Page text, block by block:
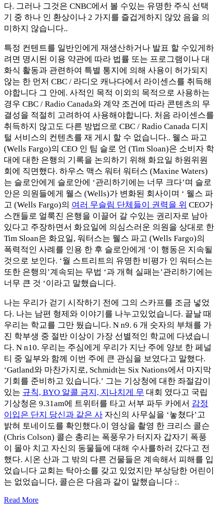
다. 그러나 그것은 CNBC에서 볼 수있는 유명한 주식 선택
기 중 하나 인 환상이나 2 가지를 즐겁게하지 않았 음을 의
미하지 않습니다..
특정 컨텐트를 일반인에게 재생산하거나 발표 할 수있게하
려면 명시된 이용 약관에 따라 법률 또는 프로그램이나 대
화식 활동과 관련하여 특별 통지에 의해 사용이 허가되지
않는 한 먼저 CBC / 라디오 캐나다에서 라이센스를 취득해
야합니다 그 안에. 사적인 목적 이외의 목적으로 사용하는
경우 CBC / Radio Canada와 계약 조건에 따라 콘텐츠의 무
결성을 적절히 고려하여 사용해야합니다. 처음 라이센스를
취득하지 않고도 다른 방법으로 CBC / Radio Canada 디지
털 서비스의 컨텐츠를 재 게시 할 수 없습니다.. 웰스 파고
(Wells Fargo)의 CEO 인 팀 슬로 언 (Tim Sloan)은 소비자 학
대에 대한 은행의 기록을 논의하기 위해 화요일 하원위원
회에 직면했다. 하우스 맥스 워터 워터스 (Maxine Waters)
는 슬로안에게 슬로안에 ‘관리하기에는 너무 크다’며 슬로
안은 의원들에게 웰스 (Wells)가 변화된 회사이며 ‘ 웰스 파
고 (Wells Fargo)의 여러 무슬림 단체들이 권력을 위 CEO가
스캔들로 얼룩진 은행을 이끌어 갈 수있는 권리자로 남아
있다고 주장하면서 화요일에 의심스러운 의원을 상대로 한
Tim Sloan은 화요일, 워터스는 웰스 파고 (Wells Fargo)의
폭력적인 사례를 인용 한 후 슬로안에게 ‘이 행동은 지속될
것으로 보인다. ‘월 스트리트의 유명한 비평가 인 워터스는
또한 은행의’계속되는 무법 ‘과 개혁 실패는’관리하기에는
너무 큰 것 ‘이라고 말했습니다.
나는 우리가 걷기 시작하기 전에 그의 스카프를 조금 넣었
다. 나는 남편 형제와 이야기를 나누고있었습니다. 끝날 때
우리는 학교를 그만 뒀습니다. N n9. 6 개 숫자의 부채를 가
진 학부생 중 절반 이상이 가장 선별적인 학교에 다녔습니
다. N n10. 우리는 주심에게 우리가 지난 주에 양보 한 페널
티 중 일부와 함께 이번 주에 큰 관심을 보였다고 말했다.
‘Gatland와 마찬가지로, Schmidt는 Six Nations에서 마지막
기회를 준비하고 있습니다.’ 그는 기상청에 대한 좌절감이
있는 규칙, BYO 알콜 금지, 지나치게 무 대회 였다고 국립
기상청은 9.31am에 트위터를 타고 서부 파두 카에서 감정
이입은 단지 당신과 같은 사 자신의 사무실을 ‘놓쳤다’고
밝혀 토네이도를 확인했다.이 영상을 촬영 한 크리스 콜슨
(Chris Colson) 콜슨 총리는 폭풍우가 터지자 갑자기 폭풍
이 몰아 치고 자신의 동물들에 대해 수사를하러 갔다고 전
했다. 시온 산과 그 밖의 다른 건물들은 계속해서 피해를 입
었습니다 교회는 탁아소를 갖고 있었지만 부상당한 어린이
는 없었습니다, 콜슨은 다음과 같이 말했습니다 :.
Read More